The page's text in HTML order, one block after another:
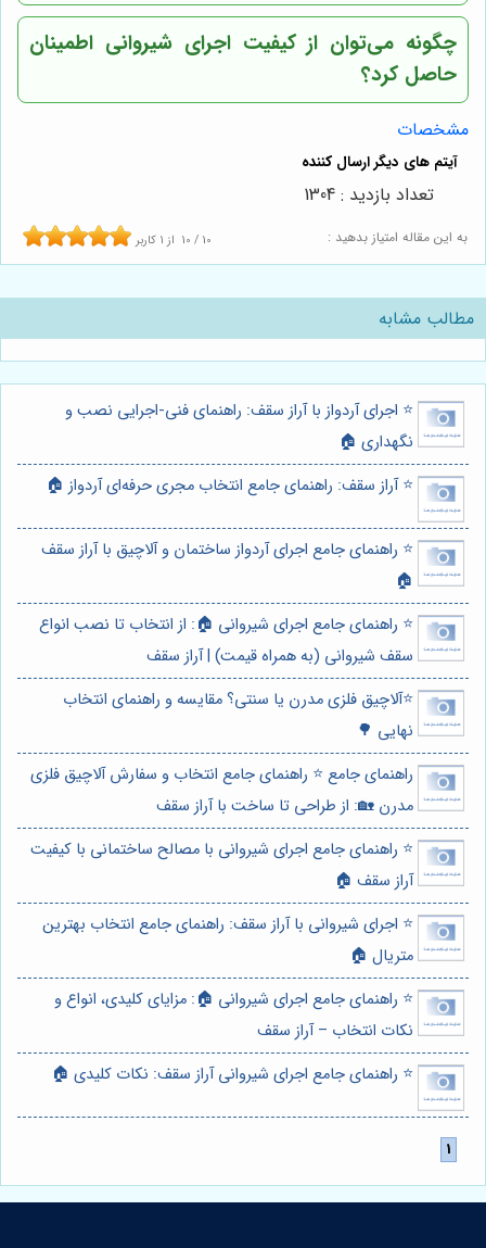
چگونه می‌توان از کیفیت اجرای شیروانی اطمینان
حاصل کرد؟
مشخصات
به این مقاله امتیاز بدهید : 10 / 10 از 1 کاربر
تعداد بازدید : 1304
مطالب مشابه
⭐️ اجرای آردواز با آراز سقف: راهنمای فنی-اجرایی نصب و
نگهداری 🏠
⭐️ آراز سقف: راهنمای جامع انتخاب مجری حرفه‌ای آردواز 🏠
⭐️ راهنمای جامع اجرای آردواز ساختمان و آلاچیق با آراز سقف
🏠
⭐️ راهنمای جامع اجرای شیروانی 🏠: از انتخاب تا نصب انواع
سقف شیروانی (به همراه قیمت) | آراز سقف
⭐️آلاچیق فلزی مدرن یا سنتی؟ مقایسه و راهنمای انتخاب
نهایی 🌳
راهنمای جامع ⭐️ راهنمای جامع انتخاب و سفارش آلاچیق فلزی
مدرن 🏡: از طراحی تا ساخت با آراز سقف
⭐️ راهنمای جامع اجرای شیروانی با مصالح ساختمانی با کیفیت
آراز سقف 🏠
⭐️ اجرای شیروانی با آراز سقف: راهنمای جامع انتخاب بهترین
متریال 🏠
⭐️ راهنمای جامع اجرای شیروانی 🏠: مزایای کلیدی، انواع و
نکات انتخاب – آراز سقف
⭐️ راهنمای جامع اجرای شیروانی آراز سقف: نکات کلیدی 🏠